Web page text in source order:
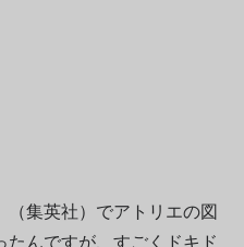
（集英社）でアトリエの図
んですが、すごくドキド